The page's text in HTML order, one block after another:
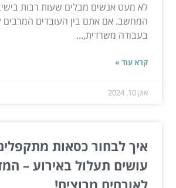
לא מעט אנשים מבלים שעות רבות
המחשב. אם אתם בין העובדים המרבים
בעבודה משרדית,...
קרא עוד »
אוק 10, 2024
איך לבחור כסאות
עושים תעלול באירוע –